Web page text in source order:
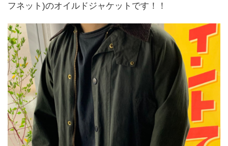
フネット)のオイルドジャケットです！！